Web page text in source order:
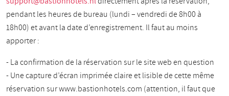
pendant les heures de bureau (lundi – vendredi de 8h00 à
18h00) et avant la date d’enregistrement. Il faut au moins
apporter :
- La confirmation de la réservation sur le site web en question
- Une capture d’écran imprimée claire et lisible de cette même
réservation sur www.bastionhotels.com (attention, il faut que